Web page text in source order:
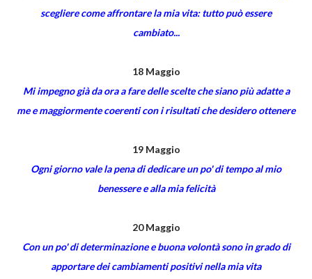
scegliere come affrontare la mia vita: tutto può essere
cambiato...
18 Maggio
Mi impegno già da ora a fare delle scelte che siano più adatte a
me e maggiormente coerenti con i risultati che desidero ottenere
19 Maggio
Ogni giorno vale la pena di dedicare un po' di tempo al mio
benessere e alla mia felicità
20 Maggio
Con un po' di determinazione e buona volontà sono in grado di
apportare dei cambiamenti positivi nella mia vita